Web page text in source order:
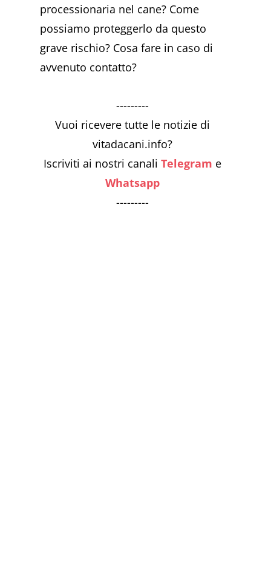
processionaria nel cane? Come
possiamo proteggerlo da questo
grave rischio? Cosa fare in caso di
avvenuto contatto?
---------
Vuoi ricevere tutte le notizie di
vitadacani.info?
Iscriviti ai nostri canaliTelegram e
Whatsapp
---------